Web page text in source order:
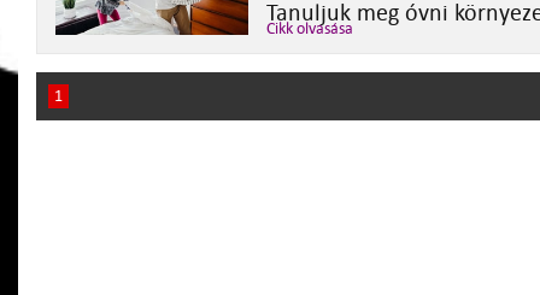
Tanuljuk meg óvni
Cikk olvasása
1